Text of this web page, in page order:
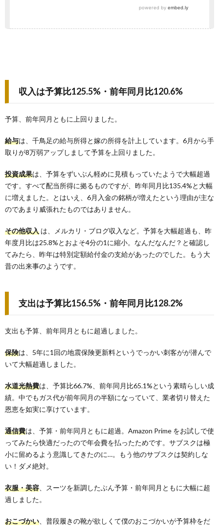
収入は予算比125.5%・前年同月比120.6%
予算、前年同月ともに上回りました。
給与は、千鳥足の給与所得と嫁の所得を計上しています。6月から手
取りが8万弱アップしまして予算を上回りました。
投資成果は、予算をずいぶん軽めに見積もっていたようで大幅超過
です。すべて配当所得に拠るものですが、昨年同月比135.4%と大幅
に増えました。とはいえ、6月入金の銘柄が増えたという理由が主な
のであまり威張れたものではありません。
その他収入 は、メルカリ・ブログ収入など。予算を大幅超過も、昨
年度月比は25.8%とおよそ4分の1に縮小。なんだなんだ？と確認し
てみたら、昨年は特別定額給付金の支給があったのでした。もう大
昔の出来事のようです。
支出は予算比156.5%・前年同月比128.2%
支出も予算、前年同月ともに超過しました。
保険は、5年に1回の地震保険更新料というでっかい刺客がが潜んで
いて大幅超過しました。
水道光熱費は、予算比66.7%、前年同月比65.1%という素晴らしい成
績。中でもガス代が前年同月の半額になっていて、業者切り替えた
恩恵を如実に享けています。
通信費は、予算・前年同月ともに超過。Amazon Prime をお試しで使
ってみたら快適だったので年会費を払ったためです。サブスクは極
小に留めるよう意識してきたのに…。もう他のサブスクは契約しな
い！ダメ絶対。
衣服・美容 、スーツを新調したぶん予算・前年同月ともに大幅に超
過しました。
おこづかい 、普段履きの靴が欲しくて僕のおこづかいが予算枠をだ